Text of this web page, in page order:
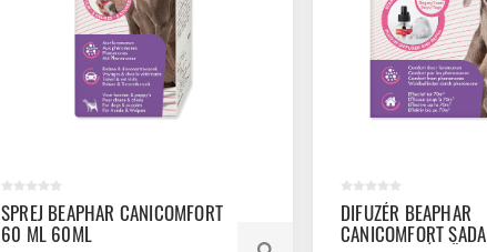
SPREJ BEAPHAR CANICOMFORT
60 ML 60ML
DIFUZÉR BEAPHAR
CANICOMFORT SADA